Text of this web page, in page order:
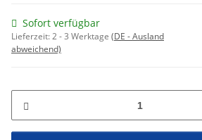
Sofort verfügbar
Lieferzeit:2 - 3 Werktage (DE - Ausland
abweichend)